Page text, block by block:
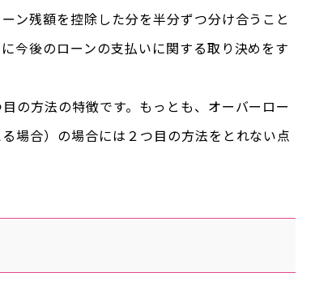
ン残額を控除した分を半分ずつ分け合うこと
今後のローンの支払いに関する取り決めをす
の方法の特徴です。もっとも、オーバーロー
場合）の場合には２つ目の方法をとれない点